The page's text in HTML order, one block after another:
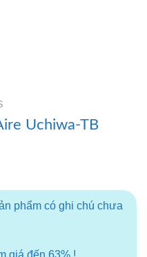
Uchiwa-TB
phẩm có ghi chú chưa
giá đến 63% !